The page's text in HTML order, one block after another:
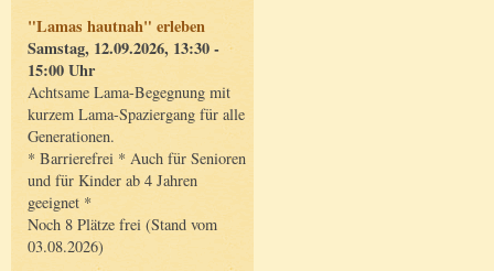
"Lamas hautnah" erleben
Samstag, 12.09.2026, 13:30 -
15:00 Uhr
Achtsame Lama-Begegnung mit
kurzem Lama-Spaziergang für alle
Generationen.
* Barrierefrei * Auch für Senioren
und für Kinder ab 4 Jahren
geeignet *
Noch 8 Plätze frei (Stand vom
03.08.2026)